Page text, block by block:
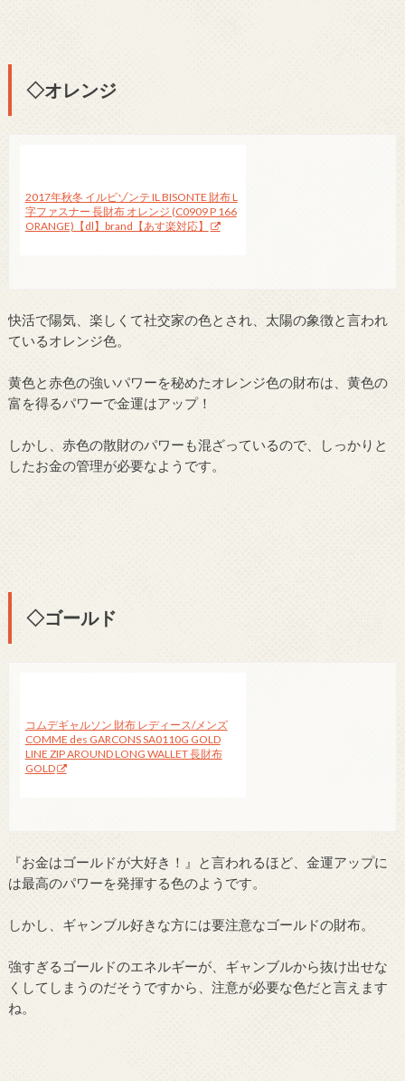
◇オレンジ
2017年秋冬 イルビゾンテ IL BISONTE 財布 L
字ファスナー 長財布 オレンジ (C0909 P 166
ORANGE)【dl】brand【あす楽対応】
快活で陽気、楽しくて社交家の色とされ、太陽の象徴と言われ
ているオレンジ色。
黄色と赤色の強いパワーを秘めたオレンジ色の財布は、黄色の
富を得るパワーで金運はアップ！
しかし、赤色の散財のパワーも混ざっているので、しっかりと
したお金の管理が必要なようです。
◇ゴールド
コムデギャルソン 財布 レディース/メンズ
COMME des GARCONS SA0110G GOLD
LINE ZIP AROUND LONG WALLET 長財布
GOLD
『お金はゴールドが大好き！』と言われるほど、金運アップに
は最高のパワーを発揮する色のようです。
しかし、ギャンブル好きな方には要注意なゴールドの財布。
強すぎるゴールドのエネルギーが、ギャンブルから抜け出せな
くしてしまうのだそうですから、注意が必要な色だと言えます
ね。